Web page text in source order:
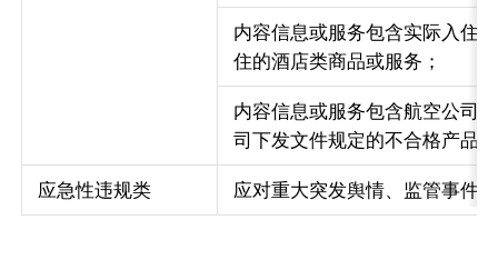
内容信息或服务包含实际入住
住的酒店类商品或服务；
内容信息或服务包含航空公司
司下发文件规定的不合格产品
应急性违规类 应对重大突发舆情、监管事件